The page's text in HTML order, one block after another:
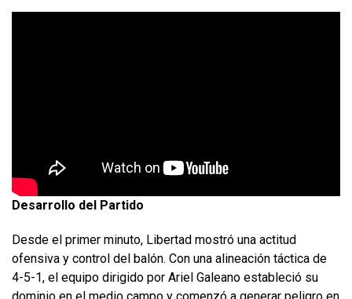
Desarrollo del Partido
Desde el primer minuto, Libertad mostró una actitud
ofensiva y control del balón. Con una alineación táctica de
4-5-1, el equipo dirigido por Ariel Galeano estableció su